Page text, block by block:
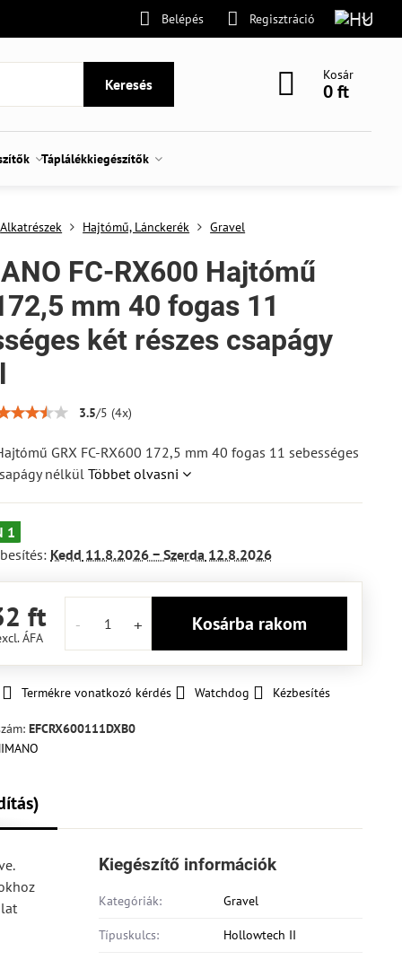
Belépés Regisztráció
Keresés
Kosár
0 ft
Táplálékkiegészítők
Alkatrészek Hajtómű, Lánckerék Gravel
FC-RX600 Hajtómű
mm 40 fogas 11
két részes csapágy
3.5/5 (4x)
GRX FC-RX600 172,5 mm 40 fogas 11 sebességes
nélkülTöbbet olvasni
1
Kedd 11.8.2026 −Szerda 12.8.2026
ft
ÁFA
Kosárba rakom
Termékre vonatkozó kérdés Watchdog Kézbesítés
EFCRX600111DXB0
Kiegészítő információk
Kategóriák: Gravel
Típuskulcs: Hollowtech II